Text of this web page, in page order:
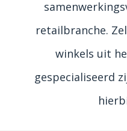
retailbranche.
winkels uit
gespecialiseerd